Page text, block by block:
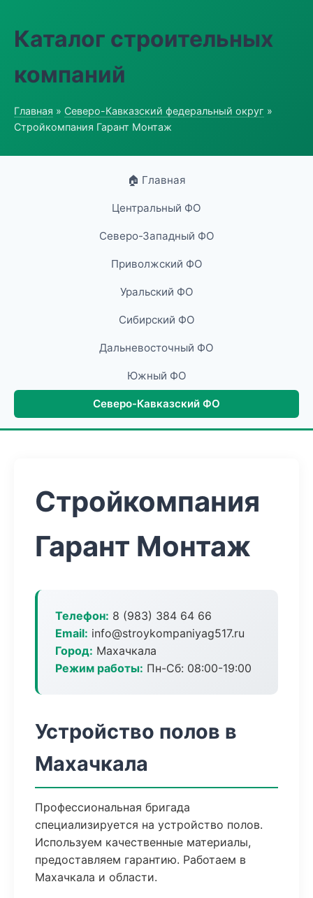
Каталог строительных
компаний
Главная » Северо-Кавказский федеральный округ »
Стройкомпания Гарант Монтаж
🏠 Главная
Центральный ФО
Северо-Западный ФО
Приволжский ФО
Уральский ФО
Сибирский ФО
Дальневосточный ФО
Южный ФО
Северо-Кавказский ФО
Стройкомпания
Гарант Монтаж
Телефон: 8 (983) 384 64 66
Email: info@stroykompaniyag517.ru
Город: Махачкала
Режим работы: Пн-Сб: 08:00-19:00
Устройство полов в
Махачкала
Профессиональная бригада
специализируется на устройство полов.
Используем качественные материалы,
предоставляем гарантию. Работаем в
Махачкала и области.